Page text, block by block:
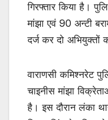
गिरफ्तार किया है।
मांझा एवं 90 अन्टी
दर्ज कर दो अभियुक्तों
वाराणसी कमिश्नरेट
चाइनीस मांझा
है। इस दौरान लंका